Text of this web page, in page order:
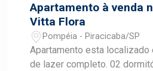
Apartamento à venda
Vitta Flora
Pompéia - Piracicaba/SP
Apartamento esta localizado
de lazer completo. 02